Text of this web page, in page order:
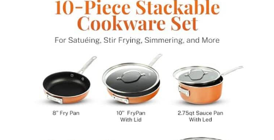
pour les années à
venir. Sain et sans
toxines : créez un
environnement de
cuisson sain et
respectueux de
l'environnement
avec Gotham Steel
- Chaque batterie
de cuisine est 100
% exempte de